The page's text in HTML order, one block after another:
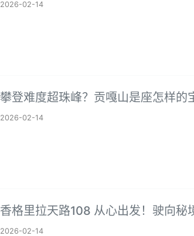
2026-02-14
攀登难度超珠峰？贡嘎山是座怎样的
2026-02-14
香格里拉天路108 从心出发！驶向秘
2026-02-14